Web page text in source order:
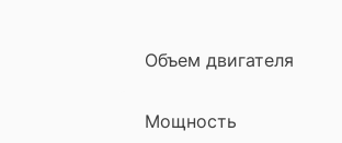
Объем двигателя
Мощность